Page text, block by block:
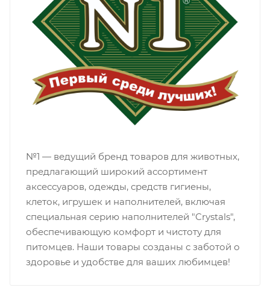
№1 — ведущий бренд товаров для животных,
предлагающий широкий ассортимент
аксессуаров, одежды, средств гигиены,
клеток, игрушек и наполнителей, включая
специальная серию наполнителей "Crystals",
обеспечивающую комфорт и чистоту для
питомцев. Наши товары созданы с заботой о
здоровье и удобстве для ваших любимцев!